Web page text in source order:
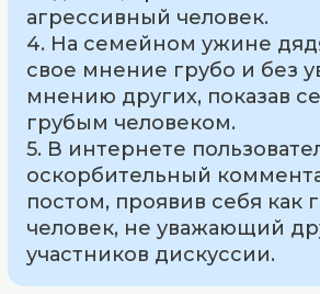
агрессивный человек.
4. На семейном ужине
свое мнение грубо и без
мнению других, показав
грубым человеком.
5. В интернете
оскорбительный
постом, проявив себя как
человек, не уважающий
участников дискуссии.